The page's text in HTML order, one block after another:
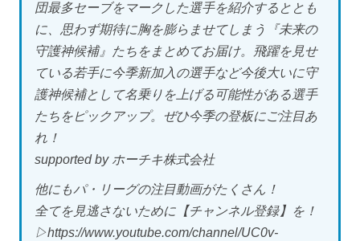
団最多セーブをマークした選手を紹介するととも
に、思わず期待に胸を膨らませてしまう『未来の
守護神候補』たちをまとめてお届け。飛躍を見せ
ている若手に今季新加入の選手など今後大いに守
護神候補として名乗りを上げる可能性がある選手
たちをピックアップ。ぜひ今季の登板にご注目あ
れ！
supported by ホーチキ株式会社
他にもパ・リーグの注目動画がたくさん！
全てを見逃さないために【チャンネル登録】を！
▷https://www.youtube.com/channel/UC0v-